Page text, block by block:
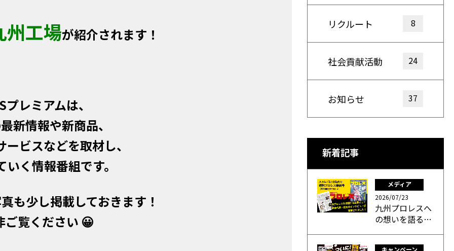
州工場が紹介されます！
プレミアムは、
新情報や新商品、
ービスなどを取材し、
いく情報番組です。
も少し掲載しておきます！
ご覧ください 😀
リクルート 8
社会貢献活動 24
お知らせ 37
新着記事
メディア
2026/07/23
九州プロレスへ
の想いを語る…
キャンペーン